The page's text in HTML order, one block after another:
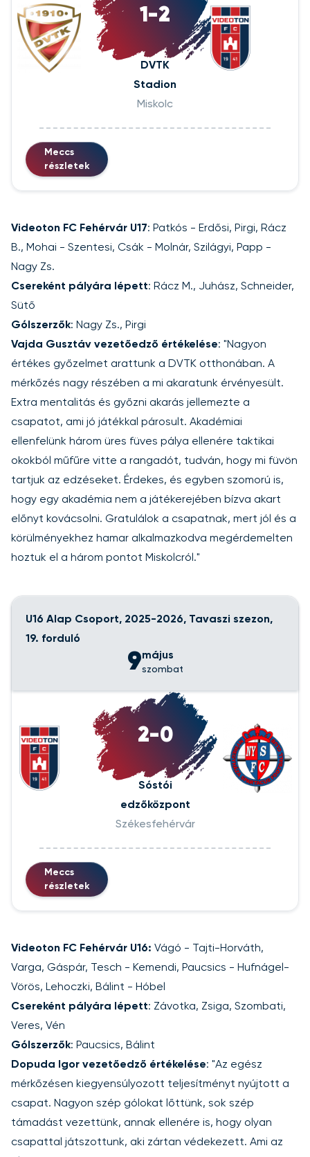
1-2
DVTK
Stadion
Miskolc
Meccs
részletek
Videoton FC Fehérvár U17: Patkós - Erdősi, Pirgi, Rácz
B., Mohai - Szentesi, Csák - Molnár, Szilágyi, Papp -
Nagy Zs.
Csereként pályára lépett: Rácz M., Juhász, Schneider,
Sütő
Gólszerzők: Nagy Zs., Pirgi
Vajda Gusztáv vezetőedző értékelése: "Nagyon
értékes győzelmet arattunk a DVTK otthonában. A
mérkőzés nagy részében a mi akaratunk érvényesült.
Extra mentalitás és győzni akarás jellemezte a
csapatot, ami jó játékkal párosult. Akadémiai
ellenfelünk három üres füves pálya ellenére taktikai
okokból műfűre vitte a rangadót, tudván, hogy mi füvön
tartjuk az edzéseket. Érdekes, és egyben szomorú is,
hogy egy akadémia nem a játékerejében bízva akart
előnyt kovácsolni. Gratulálok a csapatnak, mert jól és a
körülményekhez hamar alkalmazkodva megérdemelten
hoztuk el a három pontot Miskolcról."
U16 Alap Csoport, 2025-2026, Tavaszi szezon,
19. forduló
9május
szombat
2-0
Sóstói
edzőközpont
Székesfehérvár
Meccs
részletek
Videoton FC Fehérvár U16: Vágó - Tajti-Horváth,
Varga, Gáspár, Tesch - Kemendi, Paucsics - Hufnágel-
Vörös, Lehoczki, Bálint - Hóbel
Csereként pályára lépett: Závotka, Zsiga, Szombati,
Veres, Vén
Gólszerzők: Paucsics, Bálint
Dopuda Igor vezetőedző értékelése: "Az egész
mérkőzésen kiegyensúlyozott teljesítményt nyújtott a
csapat. Nagyon szép gólokat lőttünk, sok szép
támadást vezettünk, annak ellenére is, hogy olyan
csapattal játszottunk, aki zártan védekezett. Ami az